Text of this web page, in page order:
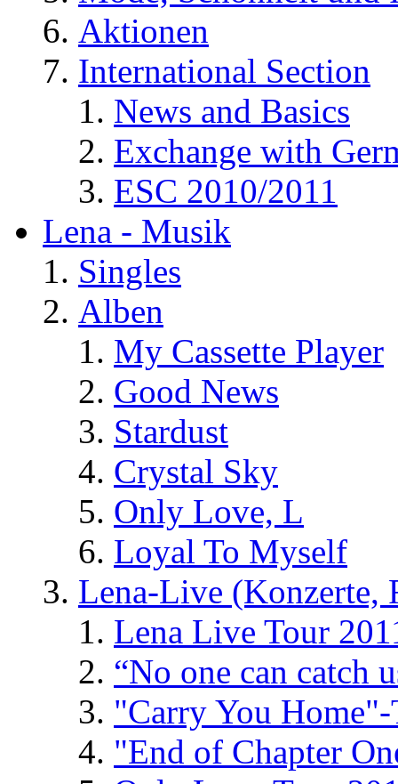
Aktionen
International Section
News and Basics
Exchange with
ESC 2010/2011
Lena - Musik
Singles
Alben
My Cassette Player
Good News
Stardust
Crystal Sky
Only Love, L
Loyal To Myself
Lena-Live (Konzerte,
Lena Live Tour
“No one can catch
"Carry You
"End of Chapter